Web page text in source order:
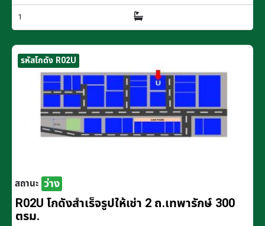
1
รหัสโกดัง R02U
สถานะ ว่าง
R02U โกดังสำเร็จรูปให้เช่า 2 ถ.เทพารักษ์ 300
ตรม.